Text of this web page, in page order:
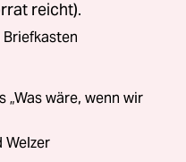
reicht).
„Was wäre, wenn wir
Welzer